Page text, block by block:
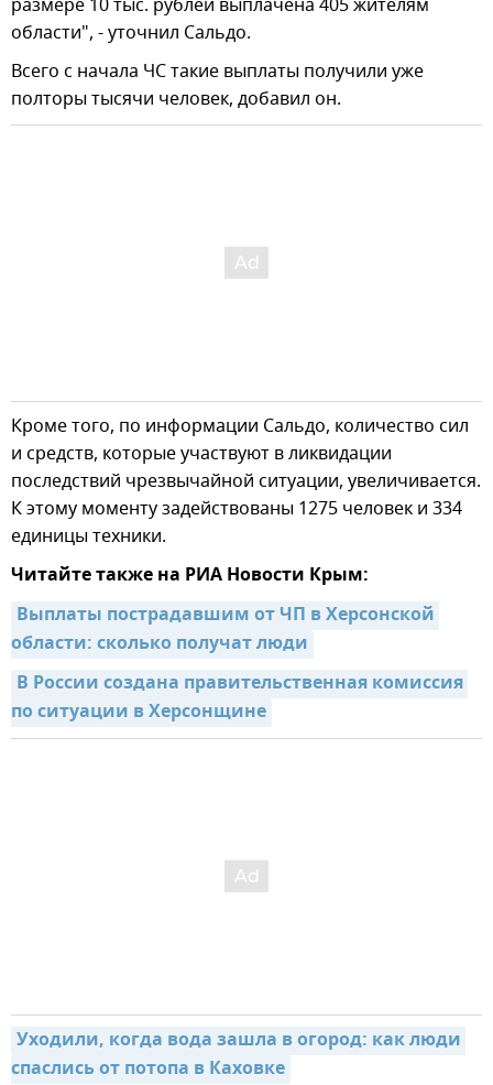
области", - уточнил Сальдо.
Всего с начала ЧС такие выплаты получили уже
полторы тысячи человек, добавил он.
Кроме того, по информации Сальдо, количество сил
и средств, которые участвуют в ликвидации
последствий чрезвычайной ситуации, увеличивается.
К этому моменту задействованы 1275 человек и 334
единицы техники.
Читайте также на РИА Новости Крым:
Выплаты пострадавшим от ЧП в Херсонской
области: сколько получат люди
В России создана правительственная комиссия
по ситуации в Херсонщине
Уходили, когда вода зашла в огород: как люди
спаслись от потопа в Каховке